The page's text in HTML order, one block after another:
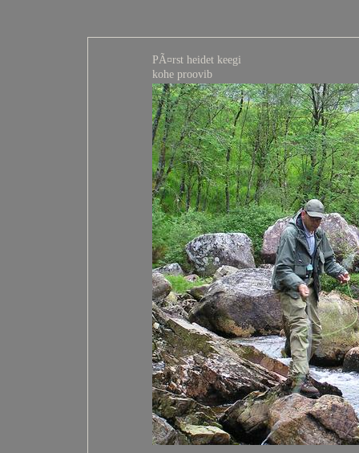
PÃ¤rst heidet keegi
kohe proovib